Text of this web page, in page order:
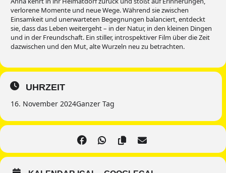
verlorene Momente und neue Wege. Während sie zwischen
Einsamkeit und unerwarteten Begegnungen balanciert, entdeckt
sie, dass das Leben weitergeht – in der Natur, in den kleinen Dingen
und in der Freundschaft. Ein stiller, introspektiver Film über die Zeit
dazwischen und den Mut, alte Wurzeln neu zu betrachten.
UHRZEIT
16. November 2024Ganzer Tag